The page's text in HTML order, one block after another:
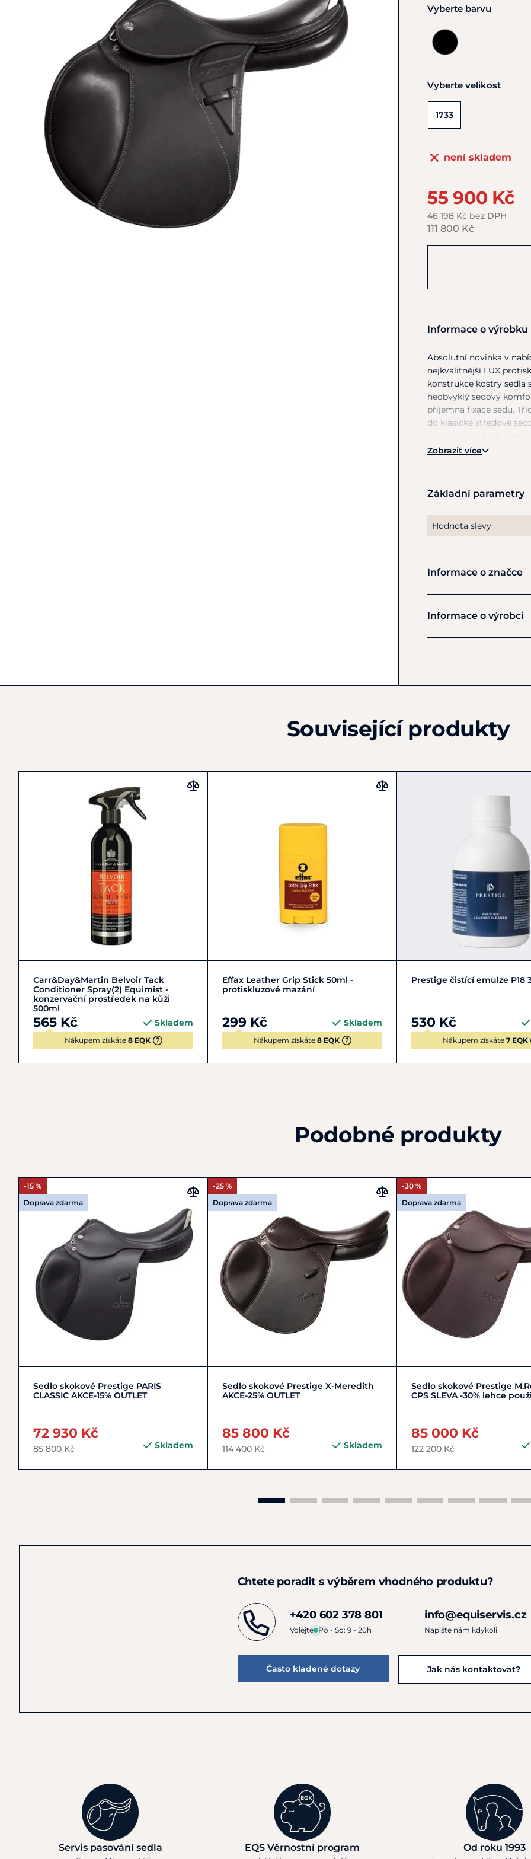
Vyberte barvu
Vyberte velikost
1733
není skladem
55 900 Kč
46 198 Kč bez DPH
111 800 Kč
Informace o výrobku
Absolutní novinka v
nejkvalitnější LUX
konstrukce kostry sedla
neobvyklý sedový
příjemná fixace sedu.
do klasické středové
tabák. Kategorie sedla
Zobrazit více
Základní parametry
Hodnota slevy
Informace o značce
Prestige
Informace o výrobci
Trissino (VI)
+39 0445 490300
info@prestigeitalia.com
Související produkty
Do košíku
Carr&Day&Martin Belvoir Tack
Conditioner Spray(2) Equimist -
konzervační prostředek na kůži
500ml
565 Kč Skladem
Nákupem získáte 8 EQK
Do košíku
Effax Leather Grip Stick 50ml -
protiskluzové mazání
299 Kč Skladem
Nákupem získáte 8 EQK
Do košíku
Prestige čistící emulze P18
530 Kč
Nákupem získáte 7 EQK
Podobné produkty
-15 %
Doprava zdarma
Zobrazit detail
Sedlo skokové Prestige PARIS
CLASSIC AKCE-15% OUTLET
72 930 Kč
85 800 Kč Skladem
-25 %
Doprava zdarma
Zobrazit detail
Sedlo skokové Prestige X-Meredith
AKCE-25% OUTLET
85 800 Kč
114 400 Kč Skladem
-30 %
Doprava zdarma
Zobrazit detail
Sedlo skokové Prestige
CPS SLEVA -30% lehce
85 000 Kč
122 200 Kč
Chtete poradit s výběrem vhodného produktu?
+420 602 378 801
Volejte Po - So: 9 - 20h
info@equiservis.cz
Napište nám kdykoli
Často kladené dotazy Jak nás kontaktovat?
Servis pasování sedla EQS Věrnostní program Od roku 1993